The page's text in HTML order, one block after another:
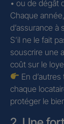
• ou de dégât
Chaque
d’assurance à
S’il ne le fait
souscrire une
coût sur le
En
chaque
protéger le